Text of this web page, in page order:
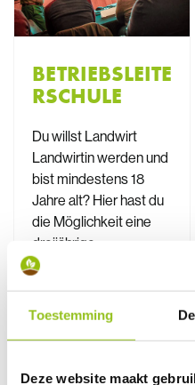
Toestemming
Deze website maakt
BETRIEBSLEITE
RSCHULE
Du willst Landwirt
Landwirtin werden und
bist mindestens 18
Jahre alt? Hier hast du
die Möglichkeit eine
dreijährige
außerschulische
deutscher Sprache zu
absolvieren. Das